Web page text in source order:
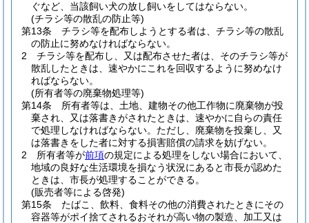
ぐなど、当該飼い犬の放し飼いをしてはならない。
(チラシ等の散乱の防止等)
第13条
チラシ等を配布しようとする者は、チラシ等の散乱
の防止に努めなければならない。
2
チラシ等を配布し、又は配布させた者は、そのチラシ等が
散乱したときは、速やかにこれを回収するように努めなけ
ればならない。
(所有者等の廃棄物処理等)
第14条
所有者等は、土地、建物その他工作物に廃棄物が投
棄され、又は落書きがされたときは、速やかに自らの責任
で処理しなければならない。 ただし、廃棄物を投棄し、又
は落書きをした者に対する損害賠償の請求を妨げない。
2
所有者等が前項の規定による処理をしない場合において、
地域の良好な生活環境を損なう状況にあると市長が認めた
ときは、市長が処理することができる。
(販売者等による啓発)
第15条
たばこ、飲料、食料その他の消費されたときにその
容器等がポイ捨てされるおそれが高い物の製造、加工又は